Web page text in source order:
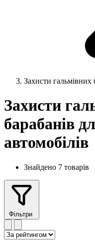
Захисти гальмівних
Захисти
барабанів
автомобілів
Знайдено 7 товарів
Фільтри